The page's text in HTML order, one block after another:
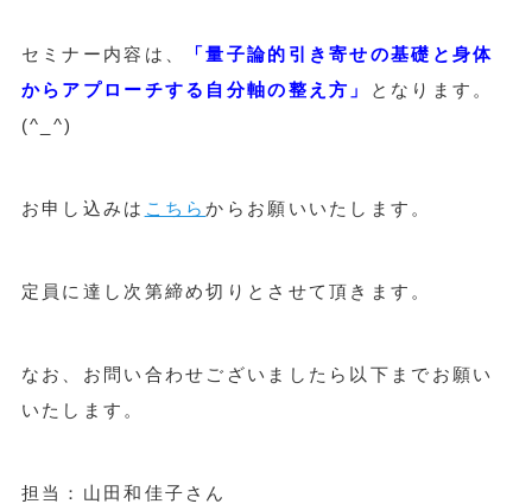
セミナー内容は、
「量子論的引き寄せの基礎と身体
からアプローチする自分軸の整え方」
となります。
(^_^)
お申し込みは こちらからお願いいたします。
定員に達し次第締め切りとさせて頂きます。
なお、お問い合わせございましたら以下までお願い
いたします。
担当：山田和佳子さん